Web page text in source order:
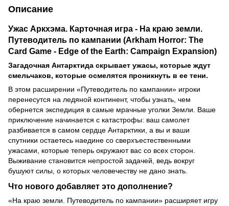
Описание
Ужас Аркхэма. Карточная игра - На краю земли.
Путеводитель по кампании (Arkham Horror: The
Card Game - Edge of the Earth: Campaign Expansion)
Загадочная Антарктида скрывает ужасы, которые ждут
смельчаков, которые осмелятся проникнуть в ее тени.
В этом расширении «Путеводитель по кампании» игроки
перенесутся на ледяной континент, чтобы узнать, чем
обернется экспедиция в самые мрачные уголки Земли. Ваше
приключение начинается с катастрофы: ваш самолет
разбивается в самом сердце Антарктики, а вы и ваши
спутники остаетесь наедине со сверхъестественными
ужасами, которые теперь окружают вас со всех сторон.
Выживание становится непростой задачей, ведь вокруг
бушуют силы, о которых человечеству не дано знать.
Что нового добавляет это дополнение?
«На краю земли. Путеводитель по кампании» расширяет игру